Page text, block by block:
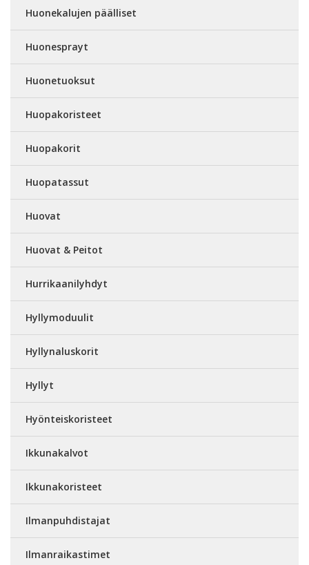
Huonekalujen päälliset
Huonesprayt
Huonetuoksut
Huopakoristeet
Huopakorit
Huopatassut
Huovat
Huovat & Peitot
Hurrikaanilyhdyt
Hyllymoduulit
Hyllynaluskorit
Hyllyt
Hyönteiskoristeet
Ikkunakalvot
Ikkunakoristeet
Ilmanpuhdistajat
Ilmanraikastimet